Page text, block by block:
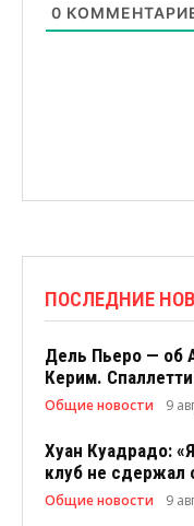
0
ПОСЛЕДНИЕ
Дель Пьеро — об
Керим.
Общие новости 9
Хуан Куадрадо:
клуб не сдержал
Общие новости 9